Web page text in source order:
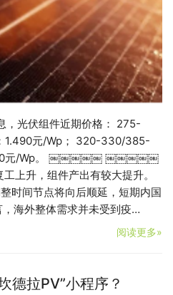
，光伏组件近期价格： 275-
1.490元/Wp； 320-330/385-
元/Wp。 ￼￼￼￼￼ ￼￼￼￼￼
，组件产出有较大提升。
时间节点将向后顺延，短期内国
海外整体需求并未受到疫…
阅读更多»
德拉PV”小程序？